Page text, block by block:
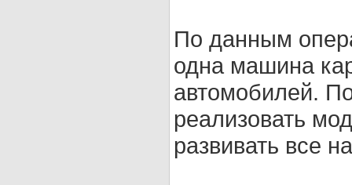
По данным
одна машина
автомобилей.
реализовать
развивать все